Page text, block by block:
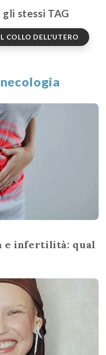
stessi TAG
COLLO DELL'UTERO
e infertilità: qual